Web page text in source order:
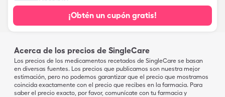
¡Obtén un cupón gratis!
Acerca de los precios de SingleCare
Los precios de los medicamentos recetados de SingleCare se basan
en diversas fuentes. Los precios que publicamos son nuestra mejor
estimación, pero no podemos garantizar que el precio que mostramos
coincida exactamente con el precio que recibes en la farmacia. Para
saber el precio exacto, por favor, comunícate con tu farmacia y